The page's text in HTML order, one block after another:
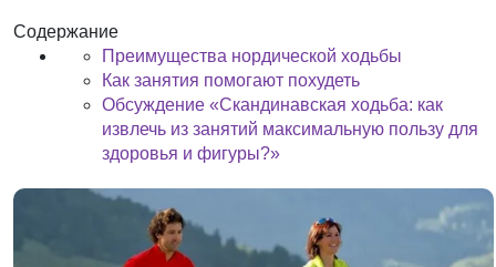
Содержание
Преимущества нордической ходьбы
Как занятия помогают похудеть
Обсуждение «Скандинавская ходьба: как
извлечь из занятий максимальную пользу для
здоровья и фигуры?»